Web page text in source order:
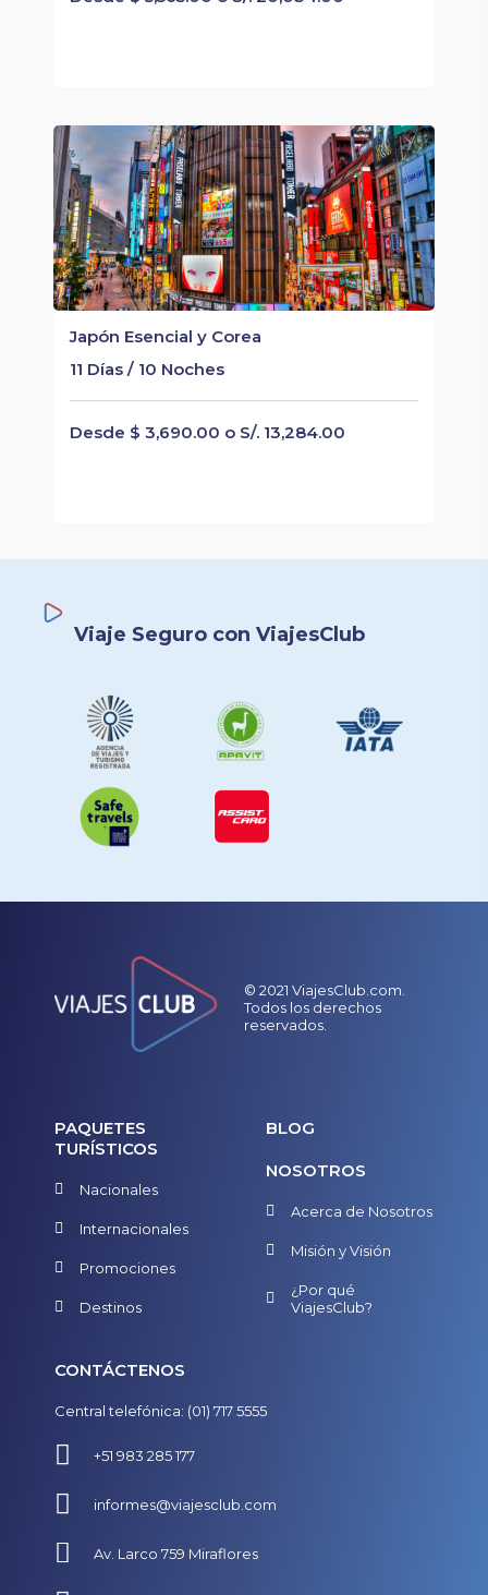
Japón Esencial y Corea
11 Días / 10 Noches
Desde $ 3,690.00 o S/. 13,284.00
Viaje Seguro con ViajesClub
© 2021 ViajesClub.com.
Todos los derechos
reservados.
PAQUETES
TURÍSTICOS
Nacionales
Internacionales
Promociones
Destinos
BLOG
NOSOTROS
Acerca de Nosotros
Misión y Visión
¿Por qué
ViajesClub?
CONTÁCTENOS
Central telefónica: (01) 717 5555
+51 983 285 177
informes@viajesclub.com
Av. Larco 759 Miraflores